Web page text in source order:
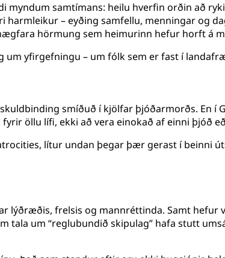
myndum samtímans: heilu hverfin orðin að
– eyðing samfellu, menningar og
hörmung sem heimurinn hefur horft á
um yfirgefningu – um fólk sem er fast í
smíðuð í kjölfar þjóðarmorðs. En
öllu lífi, ekki að vera einokað af einni þjóð
lítur undan þegar þær gerast í beinni
lýðræðis, frelsis og mannréttinda. Samt hefur
tala um “reglubundið skipulag” hafa stutt